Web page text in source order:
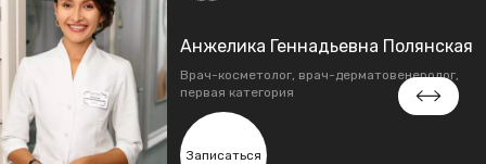
Анжелика Геннадьевна Полянская
Врач-косметолог, врач-дерматовенеролог,
первая категория
Записаться